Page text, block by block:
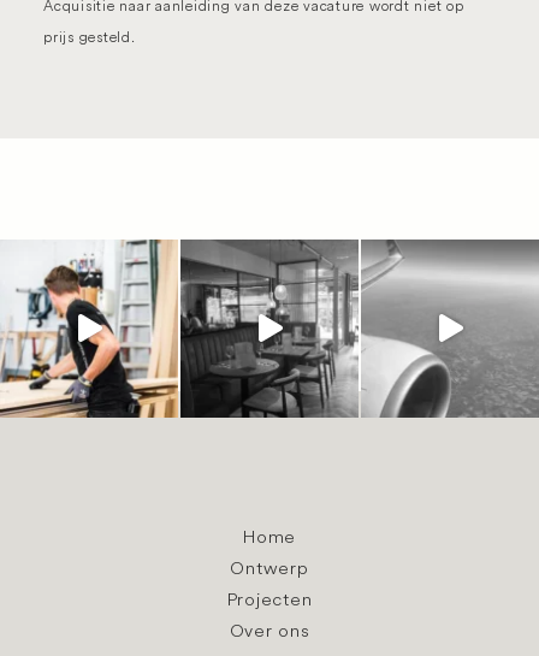
Acquisitie naar aanleiding van deze vacature wordt niet op
prijs gesteld.
Home
Ontwerp
Projecten
Over ons